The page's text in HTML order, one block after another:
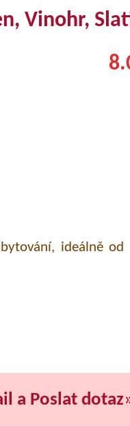
Vinohr,
ideálně
a Poslat dotaz